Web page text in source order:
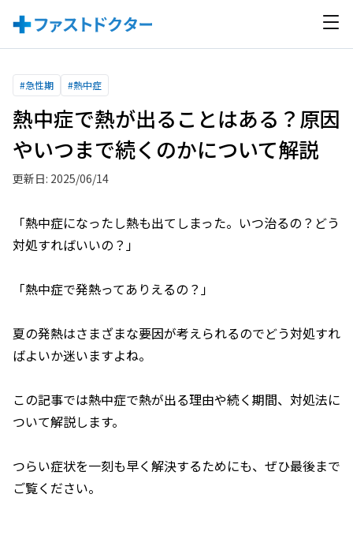
#急性期 #熱中症
熱中症で熱が出ることはある？原因
やいつまで続くのかについて解説
更新日: 2025/06/14
「熱中症になったし熱も出てしまった。いつ治るの？どう
対処すればいいの？」
「熱中症で発熱ってありえるの？」
夏の発熱はさまざまな要因が考えられるのでどう対処すれ
ばよいか迷いますよね。
この記事では熱中症で熱が出る理由や続く期間、対処法に
ついて解説します。
つらい症状を一刻も早く解決するためにも、ぜひ最後まで
ご覧ください。